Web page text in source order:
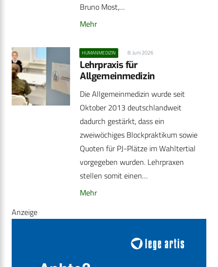
Bruno Most,…
Mehr
HUMANMEDIZIN 8. Juni 2026
Lehrpraxis für
Allgemeinmedizin
Die Allgemeinmedizin wurde seit
Oktober 2013 deutschlandweit
dadurch gestärkt, dass ein
zweiwöchiges Blockpraktikum sowie
Quoten für PJ-Plätze im Wahltertial
vorgegeben wurden. Lehrpraxen
stellen somit einen…
Mehr
Anzeige